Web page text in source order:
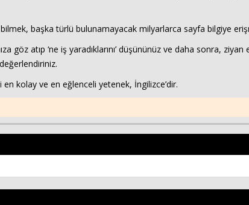
başka türlü bulunamayacak milyarlarca sayfa bilgiye
atıp ‘ne iş yaradıklarını’ düşününüz ve daha sonra,
kolay ve en eğlenceli yetenek, İngilizce’dir.